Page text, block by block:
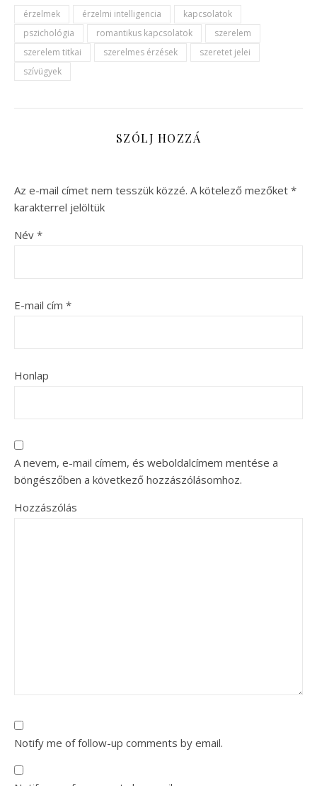
érzelmek érzelmi intelligencia
kapcsolatok
pszichológia
romantikus kapcsolatok
szerelem
szerelem titkai
szerelmes érzések
szeretet jelei
szívügyek
SZÓLJ HOZZÁ
Az e-mail címet nem tesszük közzé. A kötelező mezőket *
karakterrel jelöltük
Név *
E-mail cím *
Honlap
A nevem, e-mail címem, és weboldalcímem mentése a
böngészőben a következő hozzászólásomhoz.
Hozzászólás
Notify me of follow-up comments by email.